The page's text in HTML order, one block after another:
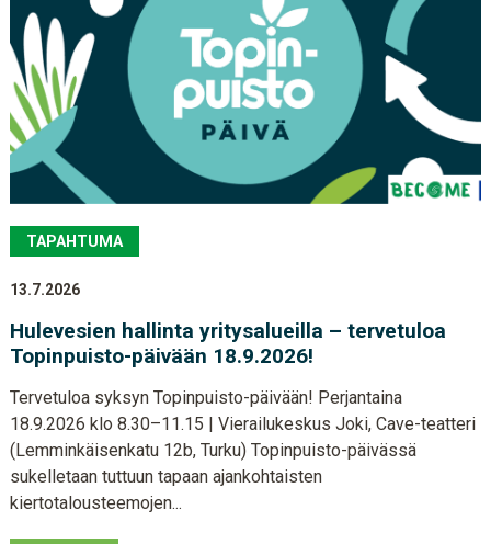
TAPAHTUMA
13.7.2026
Hulevesien hallinta yritysalueilla – tervetuloa
Topinpuisto-päivään 18.9.2026!
Tervetuloa syksyn Topinpuisto-päivään! Perjantaina
18.9.2026 klo 8.30–11.15 | Vierailukeskus Joki, Cave-teatteri
(Lemminkäisenkatu 12b, Turku) Topinpuisto-päivässä
sukelletaan tuttuun tapaan ajankohtaisten
kiertotalousteemojen...